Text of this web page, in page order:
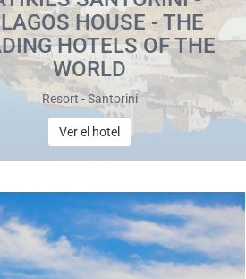
HOUSE - THE
HOTELS OF THE
WORLD
Resort - Santorini
Ver el hotel